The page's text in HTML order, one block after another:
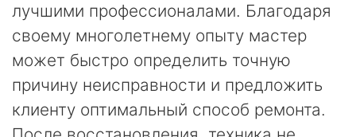
лучшими профессионалами. Благодаря
своему многолетнему опыту мастер
может быстро определить точную
причину неисправности и предложить
клиенту оптимальный способ ремонта.